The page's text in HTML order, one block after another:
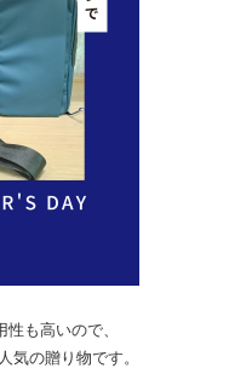
も高いので、
気の贈り物です。